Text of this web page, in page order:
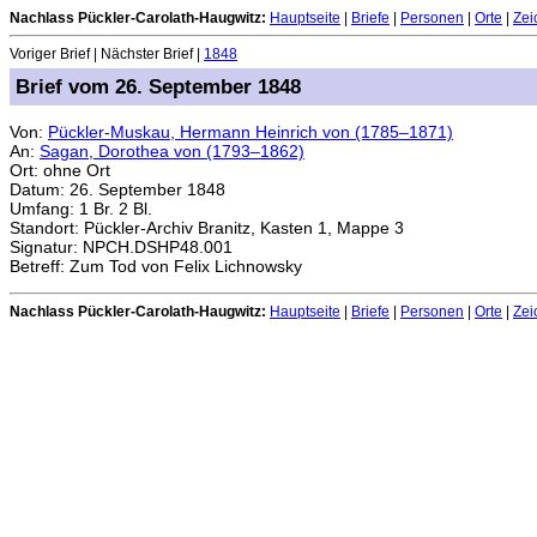
Nachlass Pückler-Carolath-Haugwitz: Hauptseite Briefe Personen Orte
Voriger Brief | Nächster Brief | 1848
Brief vom 26. September 1848
Von: Pückler-Muskau, Hermann Heinrich von (1785–1871)
An: Sagan, Dorothea von (1793–1862)
Ort: ohne Ort
Datum: 26. September 1848
Umfang: 1 Br. 2 Bl.
Standort: Pückler-Archiv Branitz, Kasten 1, Mappe 3
Signatur: NPCH.DSHP48.001
Betreff: Zum Tod von Felix Lichnowsky
Nachlass Pückler-Carolath-Haugwitz: Hauptseite Briefe Personen Orte